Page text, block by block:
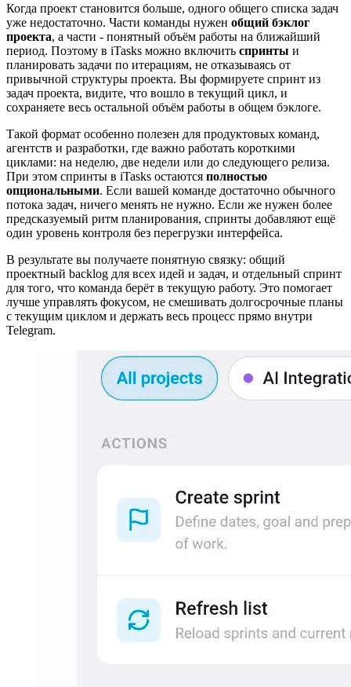
Когда проект становится больше, одного общего списка задач
уже недостаточно. Части команды нужен общий бэклог
проекта, а части - понятный объём работы на ближайший
период. Поэтому в iTasks можно включить спринты и
планировать задачи по итерациям, не отказываясь от
привычной структуры проекта. Вы формируете спринт из
задач проекта, видите, что вошло в текущий цикл, и
сохраняете весь остальной объём работы в общем бэклоге.
Такой формат особенно полезен для продуктовых команд,
агентств и разработки, где важно работать короткими
циклами: на неделю, две недели или до следующего релиза.
При этом спринты в iTasks остаются полностью
опциональными. Если вашей команде достаточно обычного
потока задач, ничего менять не нужно. Если же нужен более
предсказуемый ритм планирования, спринты добавляют ещё
один уровень контроля без перегрузки интерфейса.
В результате вы получаете понятную связку: общий
проектный backlog для всех идей и задач, и отдельный спринт
для того, что команда берёт в текущую работу. Это помогает
лучше управлять фокусом, не смешивать долгосрочные планы
с текущим циклом и держать весь процесс прямо внутри
Telegram.